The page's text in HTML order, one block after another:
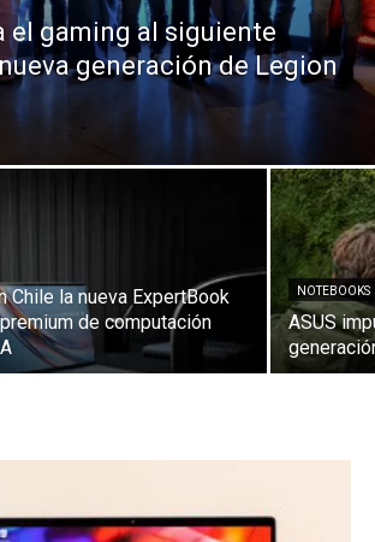
el gaming al siguiente
generación de Legion
Chile la nueva ExpertBook
de computación
NOTEBOOKS
ASUS